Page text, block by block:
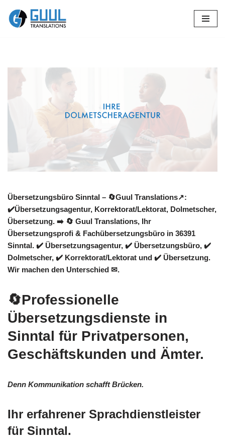
Zum
Übersetzungsbüro Sinntal – 🔄Guul Translations↗️:
✔️Übersetzungsagentur, Korrektorat/Lektorat, Dolmetscher,
Übersetzung. ➡️ 🔄 Guul Translations, Ihr
Übersetzungsprofi & Fachübersetzungsbüro in 36391
Sinntal. ✔️ Übersetzungsagentur, ✔️ Übersetzungsbüro, ✔️
Dolmetscher, ✔️ Korrektorat/Lektorat und ✔️ Übersetzung.
Wir machen den Unterschied ✉.
🔄Professionelle
Übersetzungsdienste in
Sinntal für Privatpersonen,
Geschäftskunden und Ämter.
Denn Kommunikation schafft Brücken.
Ihr erfahrener Sprachdienstleister
für Sinntal.